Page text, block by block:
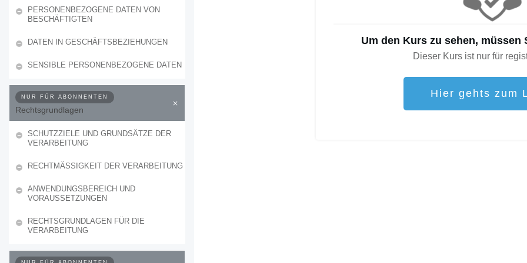
Um den Kurs zu sehen, müssen
Dieser Kurs ist nur für
Hier gehts zum
PERSONENBEZOGENE DATEN VON
BESCHÄFTIGTEN
DATEN IN GESCHÄFTSBEZIEHUNGEN
SENSIBLE PERSONENBEZOGENE DATEN
NUR FÜR ABONNENTEN
Rechtsgrundlagen
SCHUTZZIELE UND GRUNDSÄTZE DER
VERARBEITUNG
RECHTMÄSSIGKEIT DER VERARBEITUNG
ANWENDUNGSBEREICH UND
VORAUSSETZUNGEN
RECHTSGRUNDLAGEN FÜR DIE
VERARBEITUNG